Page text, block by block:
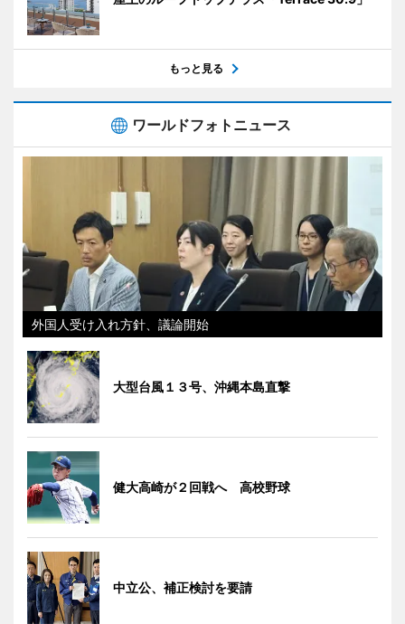
もっと見る
ワールドフォトニュース
外国人受け入れ方針、議論開始
大型台風１３号、沖縄本島直撃
健大高崎が２回戦へ 高校野球
中立公、補正検討を要請